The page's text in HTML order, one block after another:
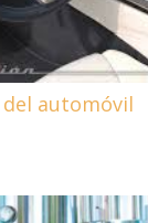
automóvil